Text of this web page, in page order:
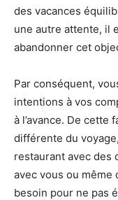
des vacances
une autre attente, il
abandonner cet
Par conséquent,
intentions à vos
à l’avance. De cette
différente du
restaurant avec des
avec vous ou
besoin pour ne pas